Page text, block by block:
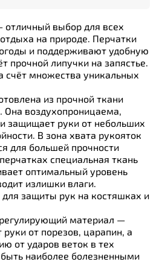
отличный выбор для всех
на природе. Перчатки
и поддерживают удобную
прочной липучки на запястье.
множества уникальных
из прочной ткани
Она воздухопроницаема,
защищает руки от небольших
В зона хвата рукояток
для большей прочности
специальная ткань
оптимальный уровень
излишки влаги.
для защиты рук на костяшках и
материал —
от порезов, царапин, а
от ударов веток в тех
наиболее болезненными